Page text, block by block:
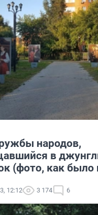
народов,
в
(фото, как было
12:12 3 174 6